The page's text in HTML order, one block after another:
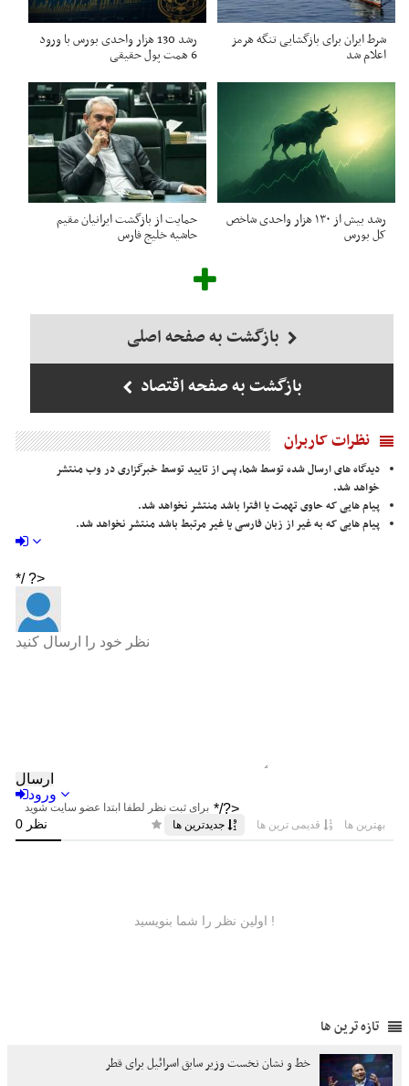
شرط ایران برای بازگشایی تنگه هرمز
اعلام شد
رشد 130 هزار واحدی بورس با ورود
6 همت پول حقیقی
رشد بیش از ۱۳۰ هزار واحدی شاخص
کل بورس
حمایت از بازگشت ایرانیان مقیم
حاشیه خلیج فارس
بازگشت به صفحه اصلی
بازگشت به صفحه اقتصاد
نظرات کاربران
دیدگاه های ارسال شده توسط شما، پس از تایید توسط خبرگزاری در وب منتشر
خواهد شد.
پیام هایی که حاوی تهمت یا افترا باشد منتشر نخواهد شد.
پیام هایی که به غیر از زبان فارسی یا غیر مرتبط باشد منتشر نخواهد شد.
تازه ترین ها
خط و نشان نخست وزیر سابق اسرائیل برای قطر